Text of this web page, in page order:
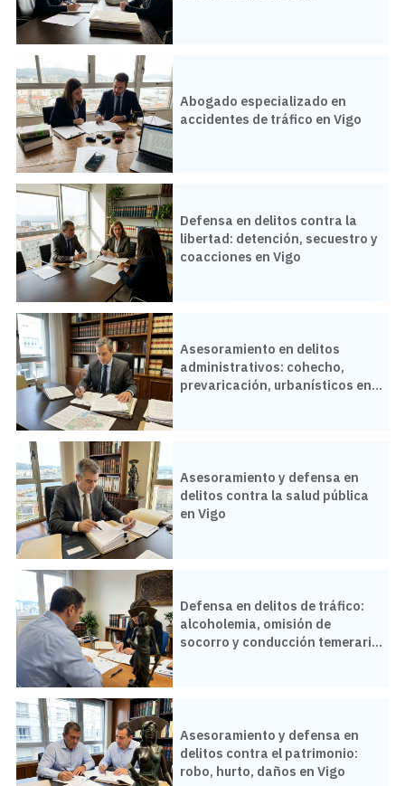
Abogado especializado en
accidentes de tráfico en Vigo
Defensa en delitos contra la
libertad: detención, secuestro y
coacciones en Vigo
Asesoramiento en delitos
administrativos: cohecho,
prevaricación, urbanísticos en
Asesoramiento y defensa en
delitos contra la salud pública
en Vigo
Defensa en delitos de tráfico:
alcoholemia, omisión de
socorro y conducción temeraria
Asesoramiento y defensa en
delitos contra el patrimonio:
robo, hurto, daños en Vigo